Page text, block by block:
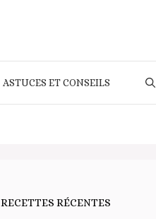
ASTUCES ET CONSEILS
RECETTES RÉCENTES